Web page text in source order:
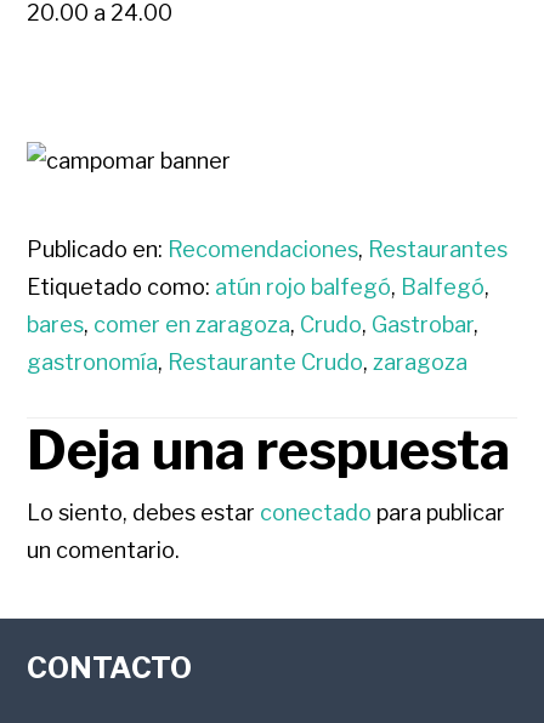
20.00 a 24.00
Publicado en: Recomendaciones, Restaurantes
Etiquetado como: atún rojo balfegó, Balfegó,
bares, comer en zaragoza, Crudo, Gastrobar,
gastronomía, Restaurante Crudo,zaragoza
INTERACCIONES
CON
LOS
LECTORES
Deja una respuesta
Lo siento, debes estar conectado para publicar
un comentario.
FOOTER
CONTACTO